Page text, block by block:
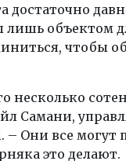
достаточно
лишь объектом
чтобы
несколько
Самани,
Они все могут
это делают.